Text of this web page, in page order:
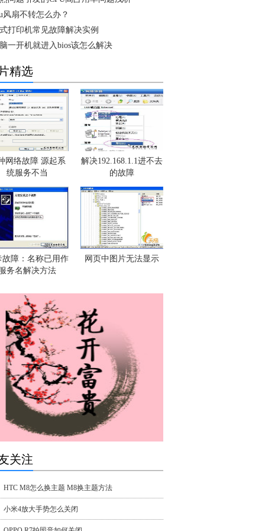
风扇不转怎么办？
打印机常见故障解决实例
一开机就进入bios该怎么解决
精选
网络故障 源起系
统服务不当
解决192.168.1.1进不去
的故障
故障：名称已用作
务名解决方法
网页中图片无法显示
关注
HTC M8怎么换主题 M8换主题方法
小米4放大手势怎么关闭